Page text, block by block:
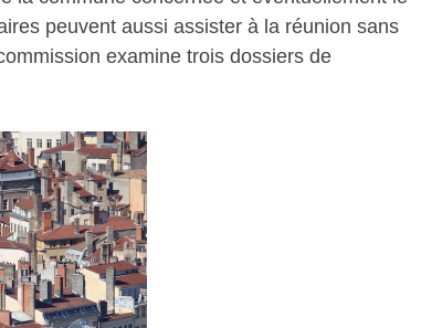
peuvent aussi assister à la réunion sans
examine trois dossiers de